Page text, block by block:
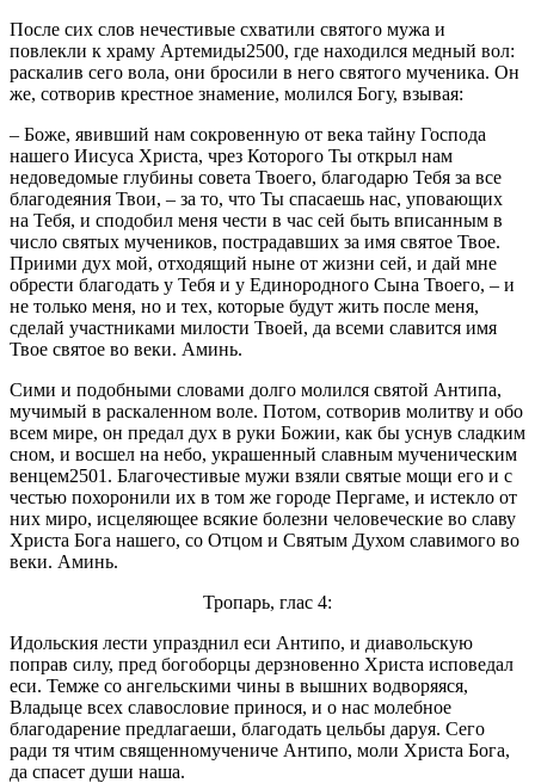
После сих слов нечестивые схватили святого мужа и
повлекли к храму Артемиды2500, где находился медный вол:
раскалив сего вола, они бросили в него святого мученика. Он
же, сотворив крестное знамение, молился Богу, взывая:
– Боже, явивший нам сокровенную от века тайну Господа
нашего Иисуса Христа, чрез Которого Ты открыл нам
недоведомые глубины совета Твоего, благодарю Тебя за все
благодеяния Твои, – за то, что Ты спасаешь нас, уповающих
на Тебя, и сподобил меня чести в час сей быть вписанным в
число святых мучеников, пострадавших за имя святое Твое.
Приими дух мой, отходящий ныне от жизни сей, и дай мне
обрести благодать у Тебя и у Единородного Сына Твоего, – и
не только меня, но и тех, которые будут жить после меня,
сделай участниками милости Твоей, да всеми славится имя
Твое святое во веки. Аминь.
Сими и подобными словами долго молился святой Антипа,
мучимый в раскаленном воле. Потом, сотворив молитву и обо
всем мире, он предал дух в руки Божии, как бы уснув сладким
сном, и восшел на небо, украшенный славным мученическим
венцем2501. Благочестивые мужи взяли святые мощи его и с
честью похоронили их в том же городе Пергаме, и истекло от
них миро, исцеляющее всякие болезни человеческие во славу
Христа Бога нашего, со Отцом и Святым Духом славимого во
веки. Аминь.
Тропарь, глас 4:
Идольския лести упразднил еси Антипо, и диавольскую
поправ силу, пред богоборцы дерзновенно Христа исповедал
еси. Темже со ангельскими чины в вышних водворяяся,
Владыце всех славословие принося, и о нас молебное
благодарение предлагаеши, благодать цельбы даруя. Сего
ради тя чтим священномучениче Антипо, моли Христа Бога,
да спасет души наша.